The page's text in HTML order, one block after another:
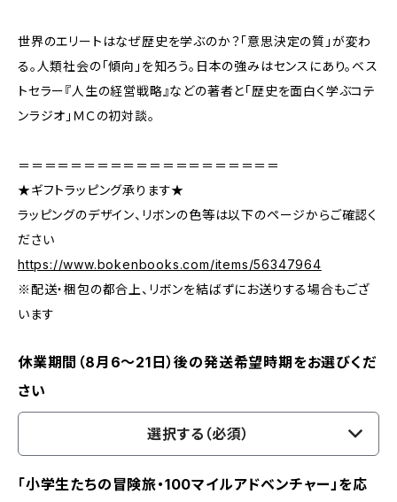
世界のエリートはなぜ歴史を学ぶのか？「意思決定の質」が変わ
る。人類社会の「傾向」を知ろう。日本の強みはセンスにあり。ベス
トセラー『人生の経営戦略』などの著者と「歴史を面白く学ぶコテ
ンラジオ」ＭＣの初対談。
＝＝＝＝＝＝＝＝＝＝＝＝＝＝＝＝＝＝＝＝
★ギフトラッピング承ります★
ラッピングのデザイン、リボンの色等は以下のページからご確認く
ださい
https://www.bokenbooks.com/items/56347964
※配送・梱包の都合上、リボンを結ばずにお送りする場合もござ
います
休業期間（8月6〜21日）後の発送希望時期をお選びくだ
さい
選択する（必須）
「小学生たちの冒険旅・100マイルアドベンチャー」を応